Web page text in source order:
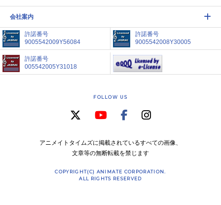
会社案内
許諾番号
9005542009Y56084
許諾番号
9005542008Y30005
許諾番号
005542005Y31018
FOLLOW US
アニメイトタイムズに掲載されているすべての画像、
文章等の無断転載を禁じます
COPYRIGHT(C) ANIMATE CORPORATION.
ALL RIGHTS RESERVED